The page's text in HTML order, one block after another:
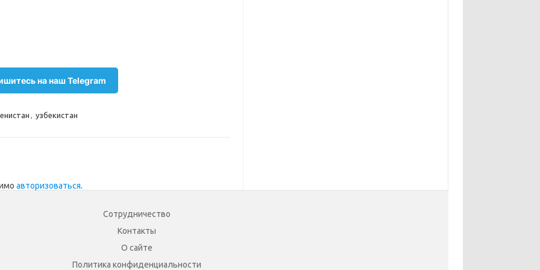
на наш Telegram
, узбекистан
авторизоваться.
Сотрудничество
Контакты
О сайте
Политика конфиденциальности